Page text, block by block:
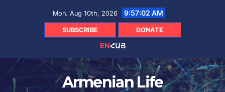
Mon. Aug 10th, 2026 9:57:03 AM
SUBSCRIBE DONATE
ENՀԱՅ
Armenian Life